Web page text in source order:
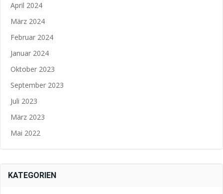
April 2024
März 2024
Februar 2024
Januar 2024
Oktober 2023
September 2023
Juli 2023
März 2023
Mai 2022
KATEGORIEN